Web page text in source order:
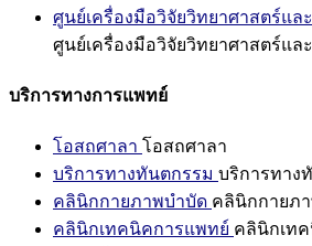
ศูนย์เครื่องมือวิจัยวิทยาศาสตร์แล
ศูนย์เครื่องมือวิจัยวิทยาศาสตร์แล
บริการทางการแพทย์
โอสถศาลา โอสถศาลา
บริการทางทันตกรรม บริการทาง
คลินิกกายภาพบำบัด คลินิกกายภ
คลินิกเทคนิคการแพทย์ คลินิกเท